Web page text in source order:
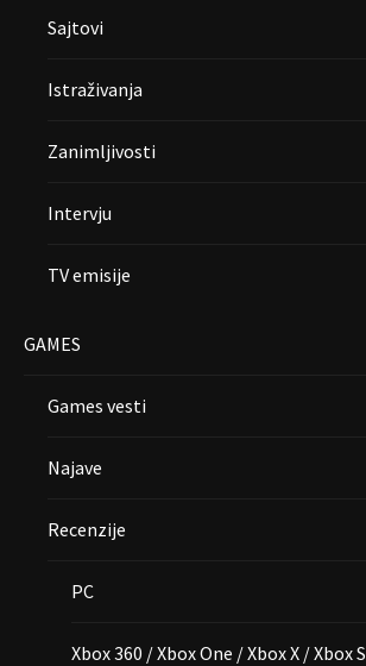
Sajtovi
Istraživanja
Zanimljivosti
Intervju
TV emisije
GAMES
Games vesti
Najave
Recenzije
PC
Xbox 360 / Xbox One / Xbox X / Xbox S